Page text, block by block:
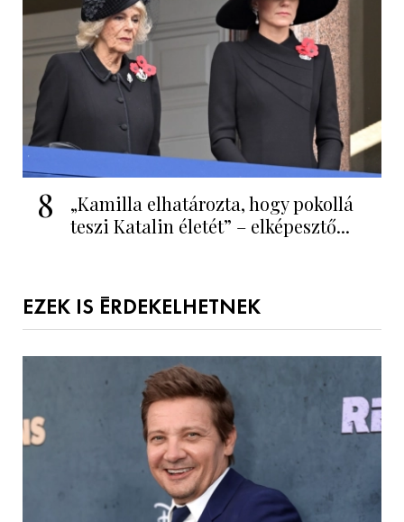
8
„Kamilla elhatározta, hogy pokollá
teszi Katalin életét” – elképesztő...
EZEK IS ÉRDEKELHETNEK